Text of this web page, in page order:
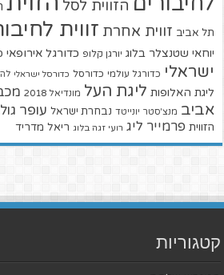
הזווית לסל
תל אביב זווית אחרת זווית
יוחאי שטנצלר בלוג יורגן קלופ כדורגל אירופאי
ישראלי כדורגל עולמי כדורסל כדורסל ישראלי
ליגת האלופות ליגת העל מונדיאל 2018
אביב מנצ'סטר יונייטד נבחרת ישראל עופר
הזווית פרמייר ליג רועי זגה בלוג ריאל מדריד
קטגוריות